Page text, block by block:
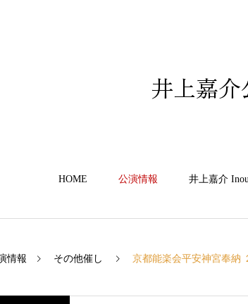
井上嘉介
HOME 公演情報 井上嘉介
情報 その他催し 京都能楽会平安神宮奉納